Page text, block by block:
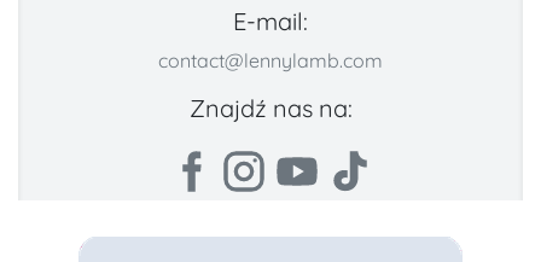
E-mail:
contact@lennylamb.com
Znajdź nas na: